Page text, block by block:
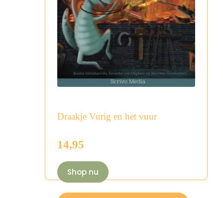
Draakje Vurig en het vuur
14,95
Shop nu